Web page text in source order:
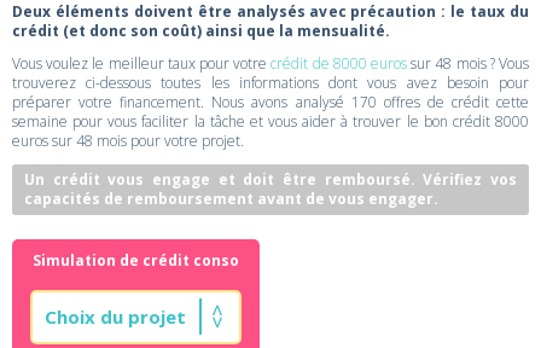
Deux éléments doivent être analysés avec précaution : le taux du
crédit (et donc son coût) ainsi que la mensualité.
Vous voulez le meilleur taux pour votrecrédit de 8000 eurossur 48 mois ? Vous
trouverez ci-dessous toutes les informations dont vous avez besoin pour
préparer votre financement. Nous avons analysé 170 offres de crédit cette
semaine pour vous faciliter la tâche et vous aider à trouver le bon crédit 8000
euros sur 48 mois pour votre projet.
Un crédit vous engage et doit être remboursé. Vérifiez vos
capacités de remboursement avant de vous engager.
Simulation de crédit conso